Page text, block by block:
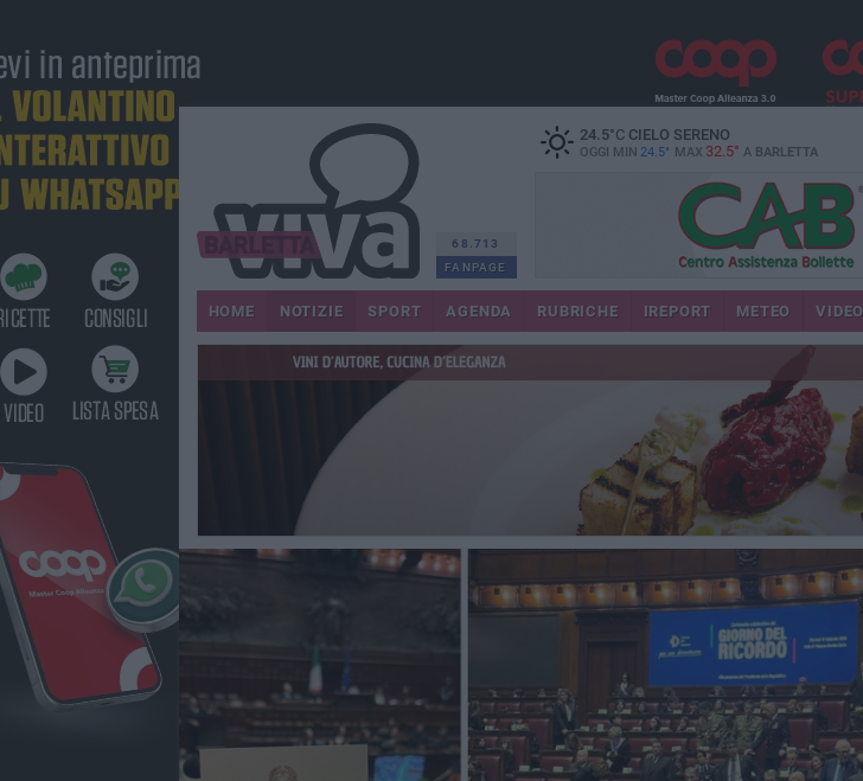
68.713
FANPAGE
24.5°CCIELO SERENO
OGGI MIN 24.5° MAX 32.5° A BARLETTA
HOME NOTIZIE SPORT AGENDA RUBRICHE IREPORT METEO VIDEO